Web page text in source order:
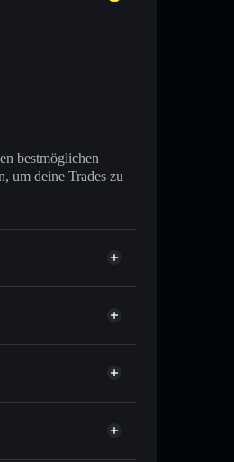
bestmöglichen
um deine Trades zu
mit
einsteigen
PsyopAnime